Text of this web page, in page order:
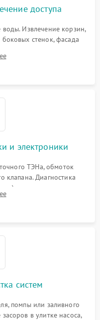
доступа
Извлечение корзин,
стенок, фасада
и сливной помпе.
и электроники
ТЭНа, обмоток
клапана. Диагностика
датчика мутности,
модуля управления.
систем
помпы или заливного
в улитке насоса,